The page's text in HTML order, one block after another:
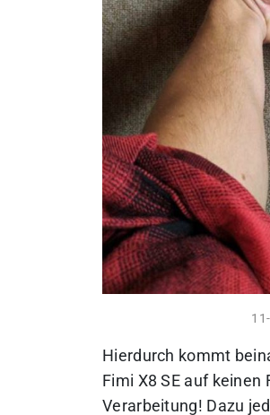
Hierdurch kommt
Fimi X8 SE auf
Verarbeitung! Dazu